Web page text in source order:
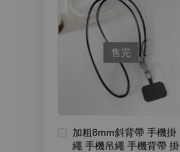
售完
加粗8mm斜背帶 手機掛
繩 手機吊繩 手機背帶 掛